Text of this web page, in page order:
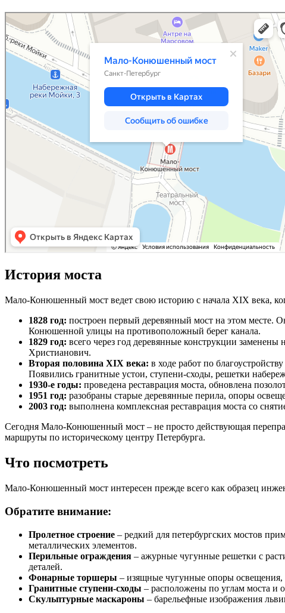
История моста
Мало-Конюшенный мост ведет свою историю с начала XIX века,
1828 год: построен первый деревянный мост на этом
Конюшенной улицы на противоположный берег канала.
1829 год: всего через год деревянные конструкции
Христианович.
Вторая половина XIX века: в ходе работ по
Появились гранитные устои, ступени-сходы, решетки
1930-е годы: проведена реставрация моста, обновлена
1951 год: разобраны старые деревянные перила, опоры
2003 год: выполнена комплексная реставрация моста со
Сегодня Мало-Конюшенный мост – не просто действующая
маршруты по историческому центру Петербурга.
Что посмотреть
Мало-Конюшенный мост интересен прежде всего как образец
Обратите внимание:
Пролетное строение – редкий для петербургских мостов
металлических элементов.
Перильные ограждения – ажурные чугунные решетки с
деталей.
Фонарные торшеры – изящные чугунные опоры освещения,
Гранитные ступени-сходы – расположены по углам моста и
Скульптурные маскароны – барельефные изображения